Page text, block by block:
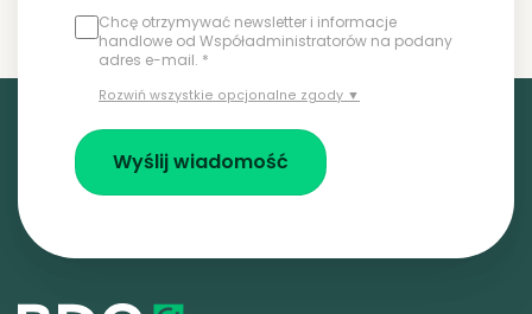
Chcę otrzymywać newsletter i informacje
handlowe od Współadministratorów na podany
adres e-mail. *
Rozwiń wszystkie opcjonalne zgody ▼